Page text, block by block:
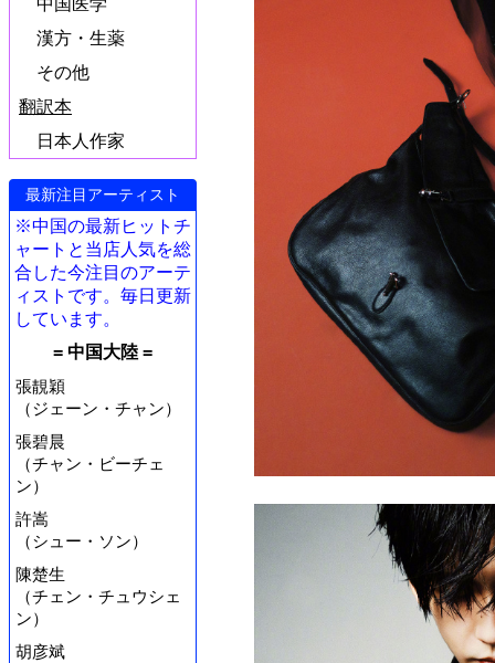
中国医学
漢方・生薬
その他
翻訳本
日本人作家
最新注目アーティスト
※中国の最新ヒットチ
ャートと当店人気を総
合した今注目のアーテ
ィストです。毎日更新
しています。
= 中国大陸 =
張靚穎
（ジェーン・チャン）
張碧晨
（チャン・ビーチェ
ン）
許嵩
（シュー・ソン）
陳楚生
（チェン・チュウシェ
ン）
胡彦斌